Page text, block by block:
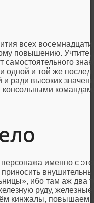
всех
повышению. Учтите,
одной и той же
и ради высоких
консольными
именно с
ибо там аж два
руду, железные
кинжалы, повышаем